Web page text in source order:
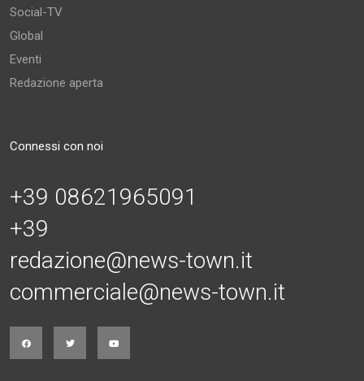
Social-TV
Global
Eventi
Redazione aperta
Connessi con noi
+39 08621965091
+39
redazione@news-town.it
commerciale@news-town.it